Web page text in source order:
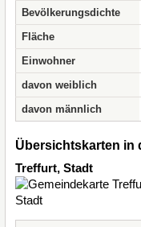
Bevölkerungsdichte
Fläche
Einwohner
davon weiblich
davon männlich
Übersichtskarten in
Treffurt, Stadt